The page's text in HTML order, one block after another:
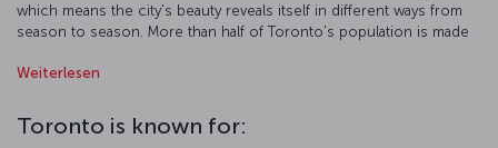
which means the city's beauty reveals itself in different ways from
season to season. More than half of Toronto's population is made
cosmopolitan. As you explore the city, you'll see the massive CN
some magical views of the city. There's a host of historical sites
and museums to visit too, like the Casa Loma Chateaux, the Bata
Weiterlesen
Toronto is known for: